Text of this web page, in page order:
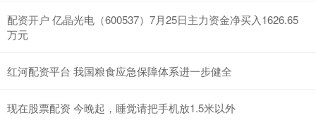
配资开户 亿晶光电（600537）7月25日主力资金净买入1626.65
万元
红河配资平台 我国粮食应急保障体系进一步健全
现在股票配资 今晚起，睡觉请把手机放1.5米以外